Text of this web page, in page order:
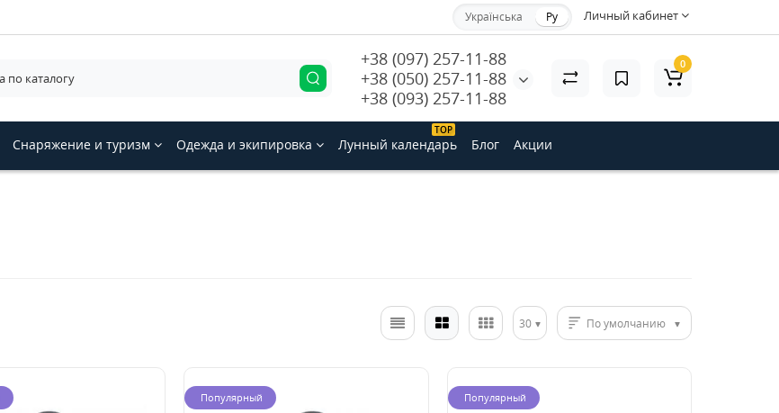
Личный кабинет
Українська Ру
+38 (097) 257-11-88
+38 (050) 257-11-88
+38 (093) 257-11-88
0
Снаряжение и туризм Одежда и экипировка
ТОP
Лунный календарь Блог Акции
30 По умолчанию
Популярный Популярный